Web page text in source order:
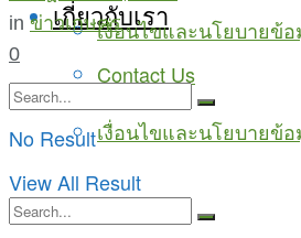
เกี่ยวกับเรา
Contact Us
เงื่อนไขและนโยบายข้
เงื่อนไขและนโยบายข้
No Result
View All Result
in ข่าวเกษตร
0